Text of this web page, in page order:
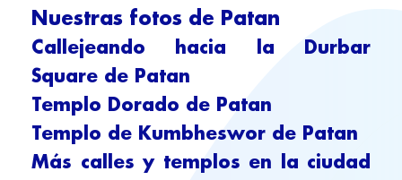
Nuestras fotos de Patan
Callejeando hacia la Durbar
Square de Patan
Templo Dorado de Patan
Templo de Kumbheswor de Patan
Más calles y templos en la ciudad